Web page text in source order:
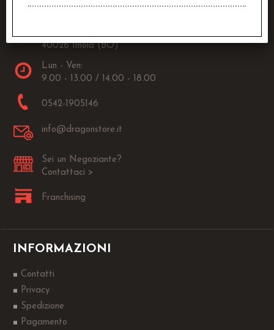
40026 Imola (BO)
Lun - Ven:
9.00 - 13.00 / 14.00 - 18.00
0542-1905146
info@dragonstore.it
Sei un Negoziante?
Contattaci >
Franchising
INFORMAZIONI
Contatti
Privacy
Spedizione
Pagamento